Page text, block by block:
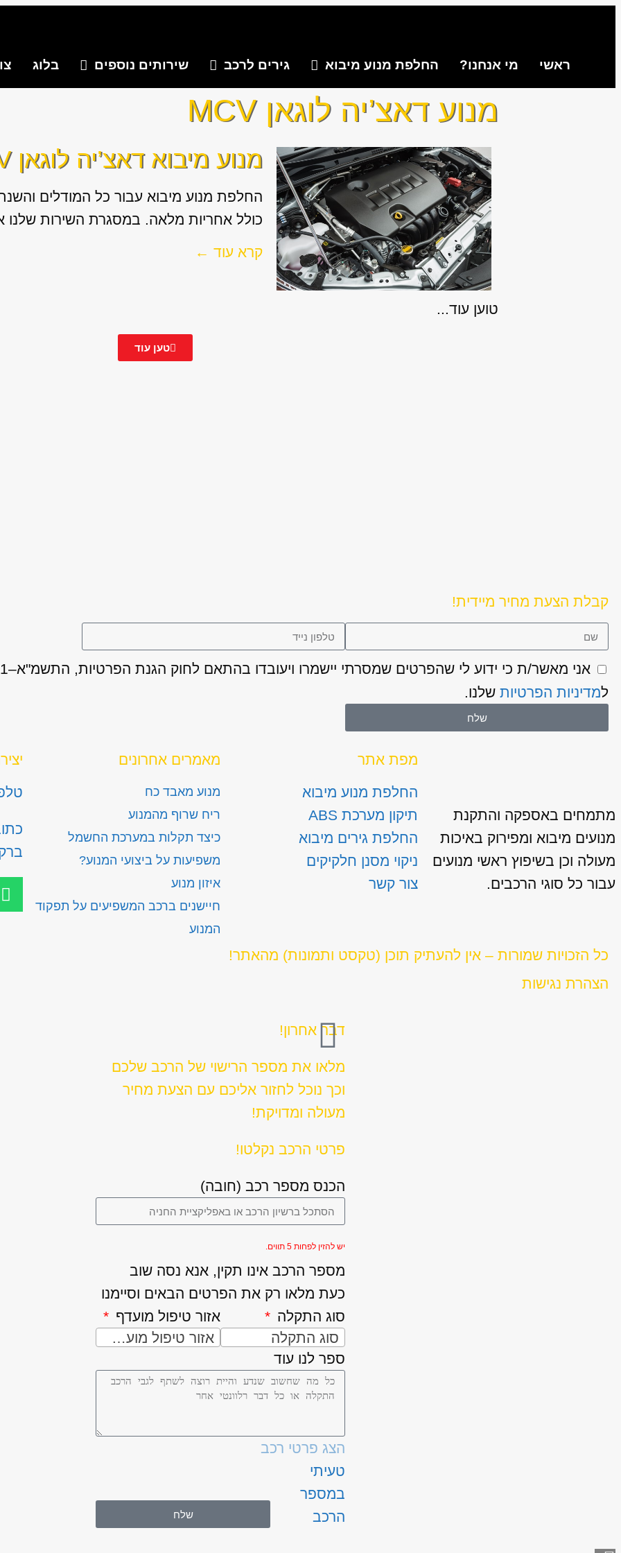
ראשי מי אנחנו? החלפת מנוע מיבוא גירים לרכב שירותים נוספים בלוג
מנוע דאצ’יה לוגאן MCV
מנוע מיבוא דאצ’יה לוגאן MCV
כולל אחריות מלאה. במסגרת השירות שלנו
קרא עוד ←
טוען עוד...
טען עוד
קבלת הצעת מחיר מיידית!
למדיניות הפרטיות שלנו.
שלח
מתמחים באספקה והתקנת
מנועים מיבוא ומפירוק באיכות
מעולה וכן בשיפוץ ראשי מנועים
עבור כל סוגי הרכבים.
מפת אתר
החלפת מנוע מיבוא
תיקון מערכת ABS
החלפת גירים מיבוא
ניקוי מסנן חלקיקים
צור קשר
מאמרים אחרונים
מנוע מאבד כח
ריח שרוף מהמנוע
כיצד תקלות במערכת החשמל
משפיעות על ביצועי המנוע?
איזון מנוע
חיישנים ברכב המשפיעים על תפקוד
המנוע
טלפון:
כל הזכויות שמורות – אין להעתיק תוכן (טקסט ותמונות) מהאתר!
הצהרת נגישות
דבר אחרון!
מלאו את מספר הרישוי של הרכב שלכם
וכך נוכל לחזור אליכם עם הצעת מחיר
מעולה ומדויקת!
פרטי הרכב נקלטו!
הכנס מספר רכב (חובה)
יש להזין לפחות 5 תווים.
מספר הרכב אינו תקין, אנא נסה שוב
כעת מלאו רק את הפרטים הבאים וסיימנו
סוג התקלה
סוג התקלה
אזור טיפול מועדף
אזור טיפול מועדף
ספר לנו עוד
הצג פרטי רכב
טעיתי
במספר
הרכב
שלח